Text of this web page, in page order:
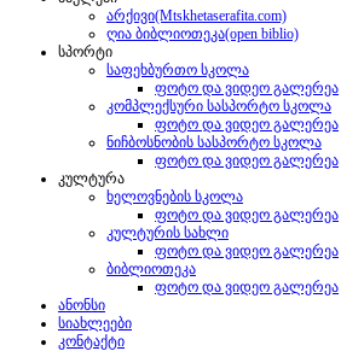
არქივი(Mtskhetaserafita.com)
ღია ბიბლიოთეკა(open biblio)
სპორტი
საფეხბურთო სკოლა
ფოტო და ვიდეო გალერეა
კომპლექსური სასპორტო სკოლა
ფოტო და ვიდეო გალერეა
ნიჩბოსნობის სასპორტო სკოლა
ფოტო და ვიდეო გალერეა
კულტურა
ხელოვნების სკოლა
ფოტო და ვიდეო გალერეა
კულტურის სახლი
ფოტო და ვიდეო გალერეა
ბიბლიოთეკა
ფოტო და ვიდეო გალერეა
ანონსი
სიახლეები
კონტაქტი